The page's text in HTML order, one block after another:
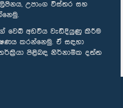
උපාංග විස්තර සහ
වෙබ් අඩවිය වැඩිදියුණු කිරීම
කරන්නෙමු. ඒ සඳහා
පිළිබඳ නිර්නාමික දත්ත